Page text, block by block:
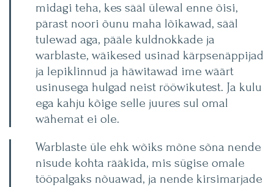
midagi teha, kes sääl ülewal enne õisi,
pärast noori õunu maha lõikawad, sääl
tulewad aga, pääle kuldnokkade ja
warblaste, wäikesed usinad kärpsenäppijad
ja lepiklinnud ja häwitawad ime wäärt
usinusega hulgad neist rööwikutest. Ja kulu
ega kahju kõige selle juures sul omal
wähemat ei ole.
Warblaste üle ehk wõiks mõne sõna nende
nisude kohta rääkida, mis sügise omale
tööpalgaks nõuawad, ja nende kirsimarjade